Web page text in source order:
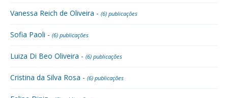
Vanessa Reich de Oliveira - (6) publicações
Sofia Paoli - (6) publicações
Luiza Di Beo Oliveira - (6) publicações
Cristina da Silva Rosa - (6) publicações